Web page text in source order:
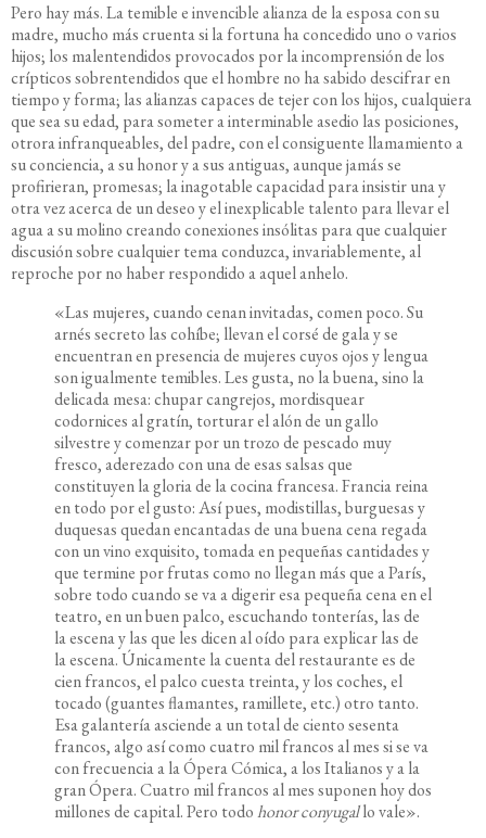
Pero hay más. La temible e invencible alianza de la esposa con su
madre, mucho más cruenta si la fortuna ha concedido uno o varios
hijos; los malentendidos provocados por la incomprensión de los
crípticos sobrentendidos que el hombre no ha sabido descifrar en
tiempo y forma; las alianzas capaces de tejer con los hijos, cualquiera
que sea su edad, para someter a interminable asedio las posiciones,
otrora infranqueables, del padre, con el consiguente llamamiento a
su conciencia, a su honor y a sus antiguas, aunque jamás se
profirieran, promesas; la inagotable capacidad para insistir una y
otra vez acerca de un deseo y el inexplicable talento para llevar el
agua a su molino creando conexiones insólitas para que cualquier
discusión sobre cualquier tema conduzca, invariablemente, al
reproche por no haber respondido a aquel anhelo.
«Las mujeres, cuando cenan invitadas, comen poco. Su
arnés secreto las cohíbe; llevan el corsé de gala y se
encuentran en presencia de mujeres cuyos ojos y lengua
son igualmente temibles. Les gusta, no la buena, sino la
delicada mesa: chupar cangrejos, mordisquear
codornices al gratín, torturar el alón de un gallo
silvestre y comenzar por un trozo de pescado muy
fresco, aderezado con una de esas salsas que
constituyen la gloria de la cocina francesa. Francia reina
en todo por el gusto: Así pues, modistillas, burguesas y
duquesas quedan encantadas de una buena cena regada
con un vino exquisito, tomada en pequeñas cantidades y
que termine por frutas como no llegan más que a París,
sobre todo cuando se va a digerir esa pequeña cena en el
teatro, en un buen palco, escuchando tonterías, las de
la escena y las que les dicen al oído para explicar las de
la escena. Únicamente la cuenta del restaurante es de
cien francos, el palco cuesta treinta, y los coches, el
tocado (guantes flamantes, ramillete, etc.) otro tanto.
Esa galantería asciende a un total de ciento sesenta
francos, algo así como cuatro mil francos al mes si se va
con frecuencia a la Ópera Cómica, a los Italianos y a la
gran Ópera. Cuatro mil francos al mes suponen hoy dos
millones de capital. Pero todohonor conyugallo vale».